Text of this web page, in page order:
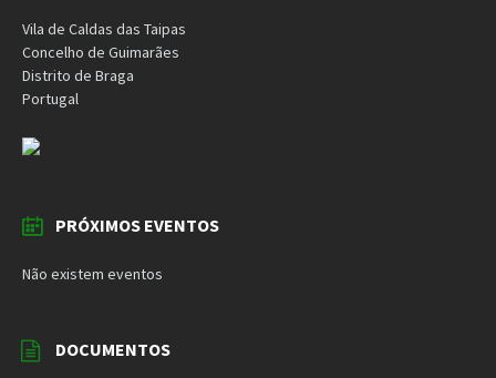
Vila de Caldas das Taipas
Concelho de Guimarães
Distrito de Braga
Portugal
PRÓXIMOS EVENTOS
Não existem eventos
DOCUMENTOS